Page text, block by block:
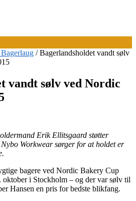
/Bagerlandsholdet vandt sølv
vandt sølv ved Nordic
Erik Ellitsgaard støtter
Workwear sørger for at holdet er
bagere ved Nordic Bakery Cup
oktober i Stockholm – og der var sølv til
Hansen en pris for bedste blikfang.